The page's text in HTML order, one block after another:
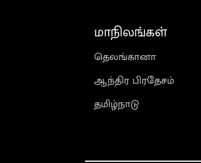
மாநிலங்கள்
தெலங்கானா
ஆந்திர பிரதேசம்
தமிழ்நாடு